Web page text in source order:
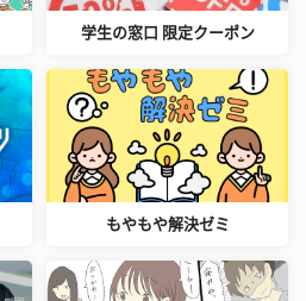
学生の窓口 限定クーポン
もやもや解決ゼミ